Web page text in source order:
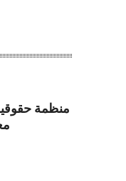
منظمة